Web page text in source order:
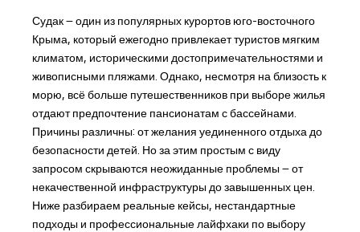
Судак – один из популярных курортов юго-восточного
Крыма, который ежегодно привлекает туристов мягким
климатом, историческими достопримечательностями и
живописными пляжами. Однако, несмотря на близость к
морю, всё больше путешественников при выборе жилья
отдают предпочтение пансионатам с бассейнами.
Причины различны: от желания уединенного отдыха до
безопасности детей. Но за этим простым с виду
запросом скрываются неожиданные проблемы – от
некачественной инфраструктуры до завышенных цен.
Ниже разбираем реальные кейсы, нестандартные
подходы и профессиональные лайфхаки по выбору